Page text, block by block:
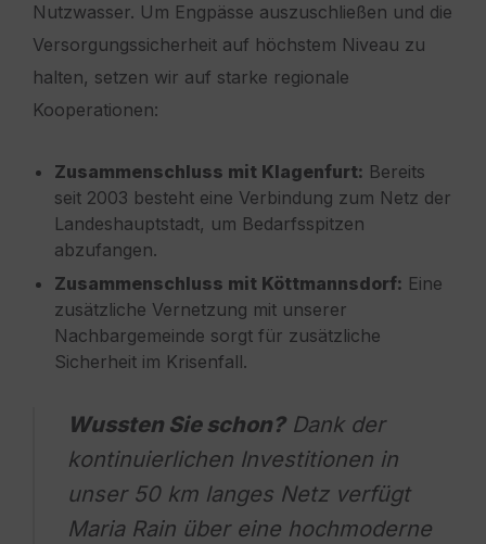
Nutzwasser. Um Engpässe auszuschließen und die
Versorgungssicherheit auf höchstem Niveau zu
halten, setzen wir auf starke regionale
Kooperationen:
Zusammenschluss mit Klagenfurt: Bereits
seit 2003 besteht eine Verbindung zum Netz der
Landeshauptstadt, um Bedarfsspitzen
abzufangen.
Zusammenschluss mit Köttmannsdorf: Eine
zusätzliche Vernetzung mit unserer
Nachbargemeinde sorgt für zusätzliche
Sicherheit im Krisenfall.
Wussten Sie schon?Dank der
kontinuierlichen Investitionen in
unser 50 km langes Netz verfügt
Maria Rain über eine hochmoderne